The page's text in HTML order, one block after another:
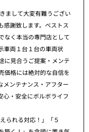
まして大変有難うござい
感謝致します。ベストス
なく本当の専門店として
車両１台１台の車両状
に見合うご提案・メンテ
価格には絶対的な自信を
メンテナンス・アフター
心・安全にボルボライフ
られる対応！」「５